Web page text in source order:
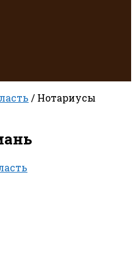
/ Нотариусы